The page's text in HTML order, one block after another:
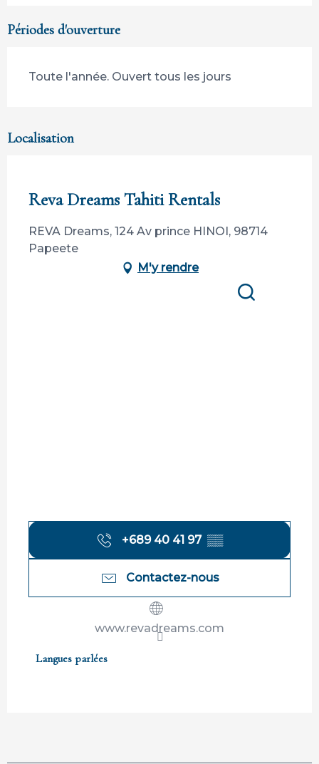
Périodes d'ouverture
Toute l'année. Ouvert tous les jours
Localisation
Reva Dreams Tahiti Rentals
REVA Dreams, 124 Av prince HINOI, 98714
Papeete
M'y rendre
+689 40 41 97 ▒▒
Contactez-nous
www.revadreams.com
Langues parlées
Langues parlées